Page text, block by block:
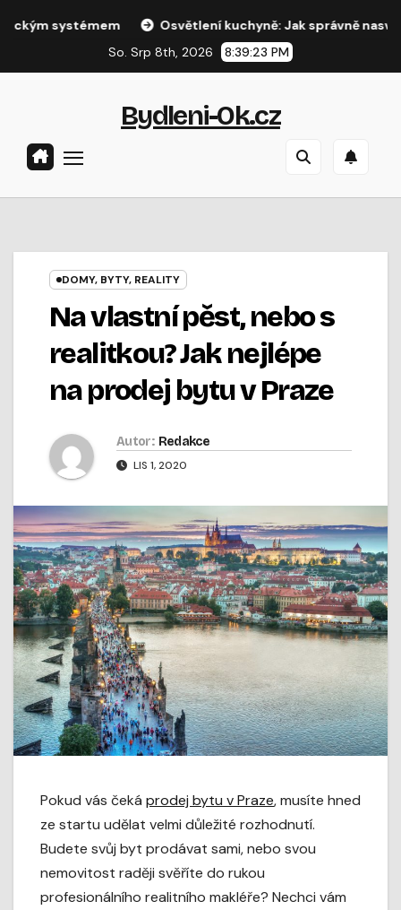
Osvětlení kuchyně: Jak správně nasvítit
So. Srp 8th, 2026
8:39:23 PM
Bydleni-Ok.cz
DOMY, BYTY, REALITY
Na vlastní pěst, nebo s
realitkou? Jak nejlépe
na prodej bytu v Praze
Autor: Redakce
LIS 1, 2020
Pokud vás čeká prodej bytu v Praze, musíte hned
ze startu udělat velmi důležité rozhodnutí.
Budete svůj byt prodávat sami, nebo svou
nemovitost raději svěříte do rukou
profesionálního realitního makléře? Nechci vám